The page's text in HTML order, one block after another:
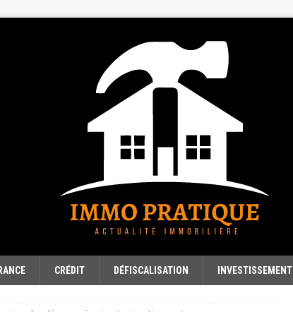
CRÉDIT DÉFISCALISATION INVESTISSEMENT